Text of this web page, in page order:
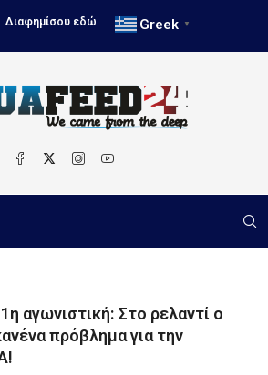
Διαφημίσου εδώ Greek ▼
αγωνιστική: Στο ρελαντί ο
πρόβλημα για την